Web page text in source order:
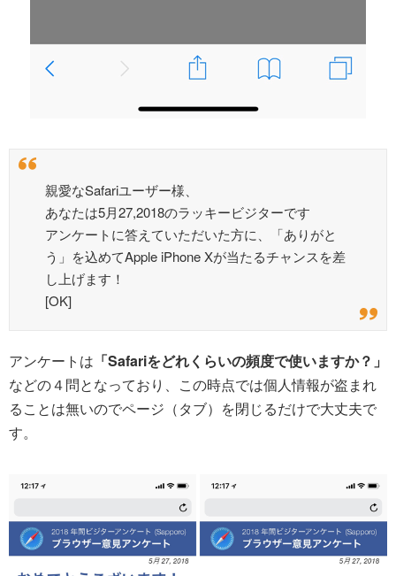
親愛なSafariユーザー様、
あなたは5月27,2018のラッキービジターです
アンケートに答えていただいた方に、「ありがと
う」を込めてApple iPhone Xが当たるチャンスを差
し上げます！
[OK]
アンケートは 「Safariをどれくらいの頻度で使いますか？」
などの４問となっており、この時点では個人情報が盗まれ
ることは無いのでページ（タブ）を閉じるだけで大丈夫で
す。